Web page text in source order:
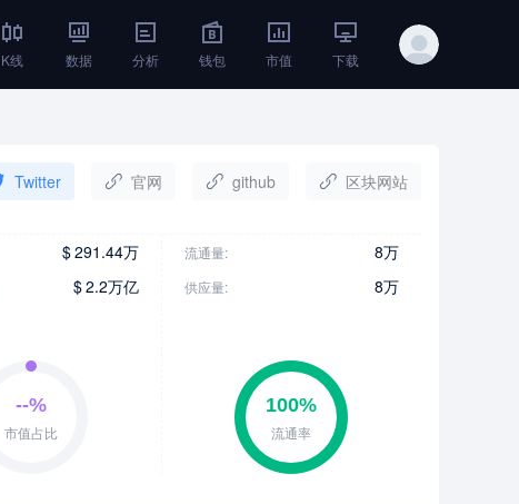
K线 数据 分析 钱包 市值 下载
Twitter 官网 github 区块网站
$291.44万
$2.2万亿
流通量: 8万
供应量: 8万